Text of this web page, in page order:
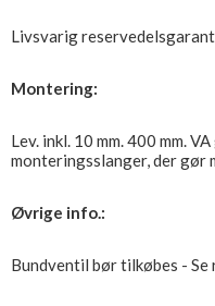
Livsvarig
Montering:
Lev. inkl. 10 mm. 400 mm.
monteringsslanger, der
Øvrige info.:
Bundventil bør tilkøbes -